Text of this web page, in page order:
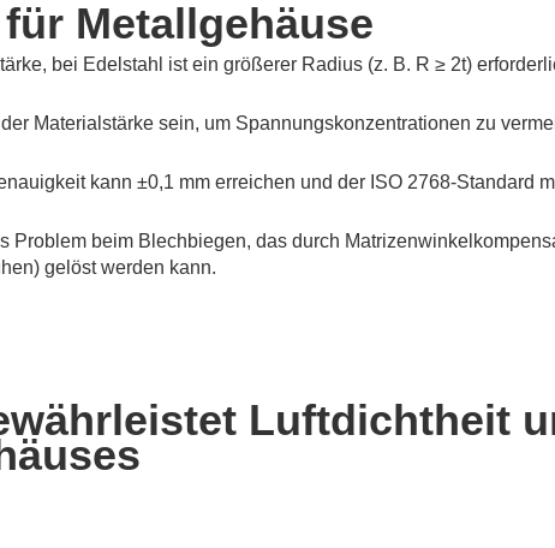
Metallgehäuse
bei Edelstahl ist ein größerer Radius (z. B. R ≥ 2t)
Materialstärke sein, um Spannungskonzentrationen zu
kann ±0,1 mm erreichen und der ISO 2768-Standard
beim Blechbiegen, das durch
gelöst werden kann.
Luftdichtheit